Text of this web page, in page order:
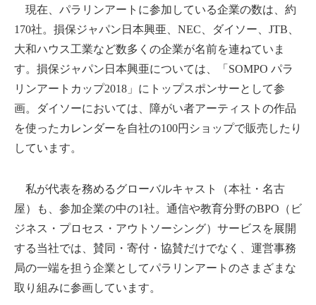
現在、パラリンアートに参加している企業の数は、約
170社。損保ジャパン日本興亜、NEC、ダイソー、JTB、
大和ハウス工業など数多くの企業が名前を連ねていま
す。損保ジャパン日本興亜については、「SOMPO パラ
リンアートカップ2018」にトップスポンサーとして参
画。ダイソーにおいては、障がい者アーティストの作品
を使ったカレンダーを自社の100円ショップで販売したり
しています。
私が代表を務めるグローバルキャスト（本社・名古
屋）も、参加企業の中の1社。通信や教育分野のBPO（ビ
ジネス・プロセス・アウトソーシング）サービスを展開
する当社では、賛同・寄付・協賛だけでなく、運営事務
局の一端を担う企業としてパラリンアートのさまざまな
取り組みに参画しています。